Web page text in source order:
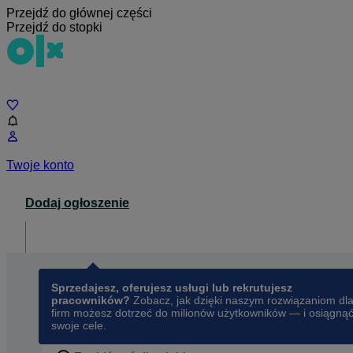
Przejdź do głównej części
Przejdź do stopki
Twoje konto
Dodaj ogłoszenie
Sprzedajesz, oferujesz usługi lub rekrutujesz
pracowników? Zobacz, jak dzięki naszym rozwiązaniom dla
firm możesz dotrzeć do milionów użytkowników — i osiągnąć
swoje cele.